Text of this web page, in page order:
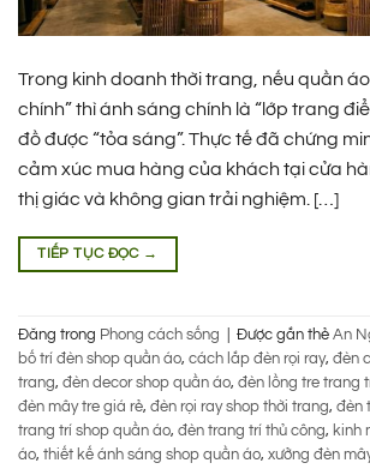
Trong kinh doanh thời trang, nếu quần áo
chính” thì ánh sáng chính là “lớp trang
đồ được “tỏa sáng”. Thực tế đã chứng
cảm xúc mua hàng của khách tại cửa
thị giác và không gian trải nghiệm. […]
TIẾP TỤC ĐỌC →
Đăng trong Phong cách sống Được gắn thẻ An
bố trí đèn shop quần áo, cách lắp đèn rọi ray, đèn
trang, đèn decor shop quần áo, đèn lồng tre trang
đèn mây tre giá rẻ, đèn rọi ray shop thời trang, đèn
trang trí shop quần áo, đèn trang trí thủ công, kinh
áo, thiết kế ánh sáng shop quần áo, xưởng đèn